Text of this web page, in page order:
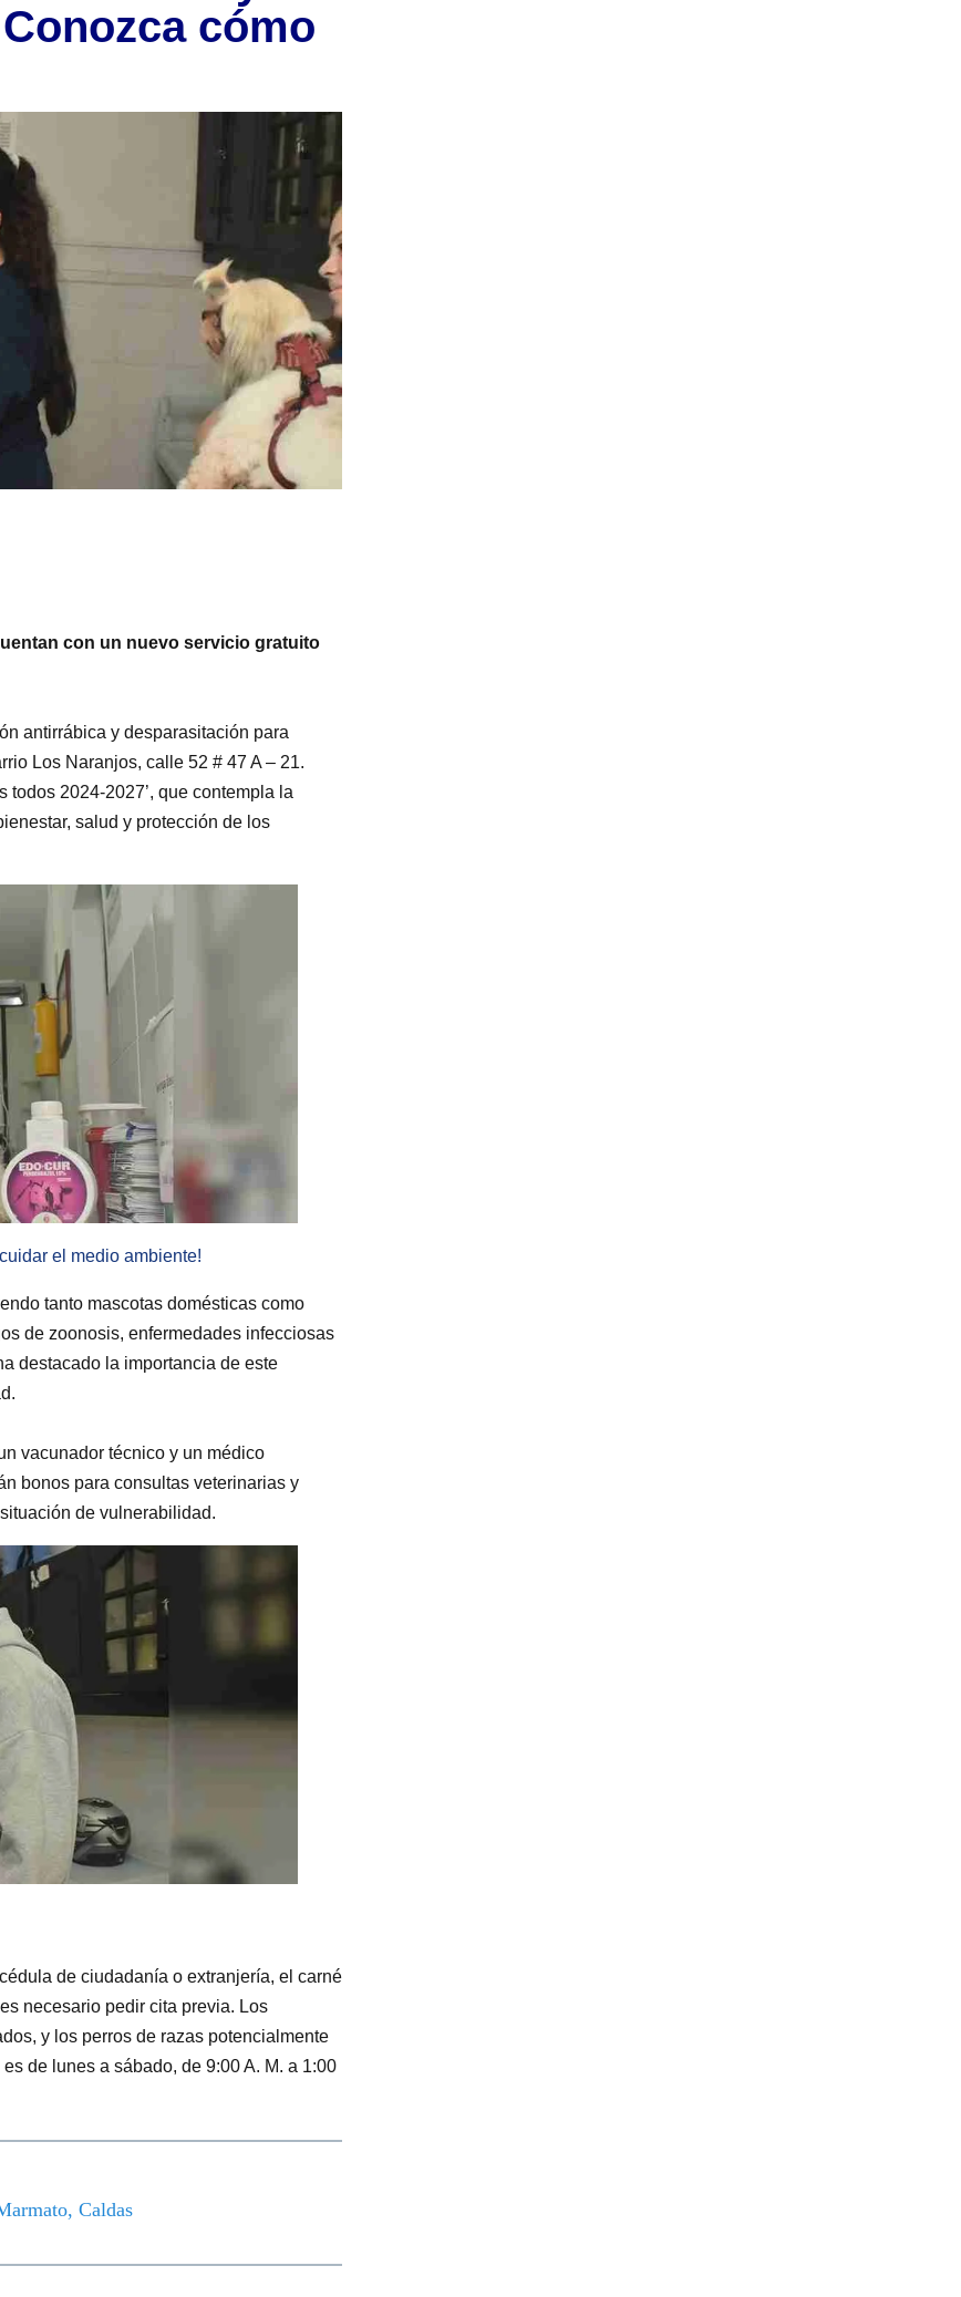
cómo
con un nuevo servicio gratuito
antirrábica y desparasitación para
Los Naranjos, calle 52 # 47 A – 21.
todos 2024-2027’, que contempla la
salud y protección de los
el medio ambiente!
tanto mascotas domésticas como
de zoonosis, enfermedades infecciosas
destacado la importancia de este
vacunador técnico y un médico
bonos para consultas veterinarias y
de vulnerabilidad.
de ciudadanía o extranjería, el carné
necesario pedir cita previa. Los
y los perros de razas potencialmente
de lunes a sábado, de 9:00 A. M. a 1:00
Caldas